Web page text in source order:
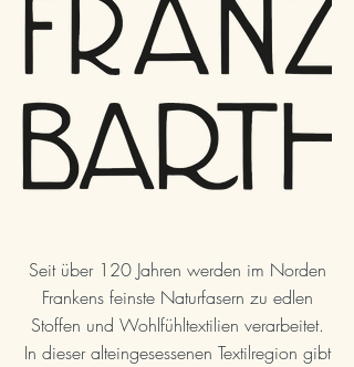
Seit über 120 Jahren werden im Norden
Frankens feinste Naturfasern zu edlen
Stoffen und Wohlfühltextilien verarbeitet.
In dieser alteingesessenen Textilregion gibt